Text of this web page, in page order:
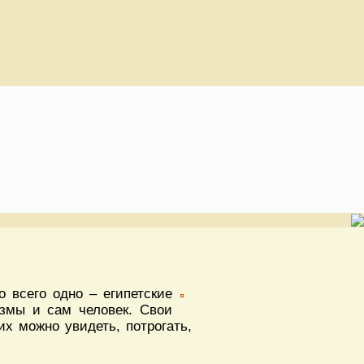
одно – египетские
и сам человек. Свои
можно увидеть, потрогать,